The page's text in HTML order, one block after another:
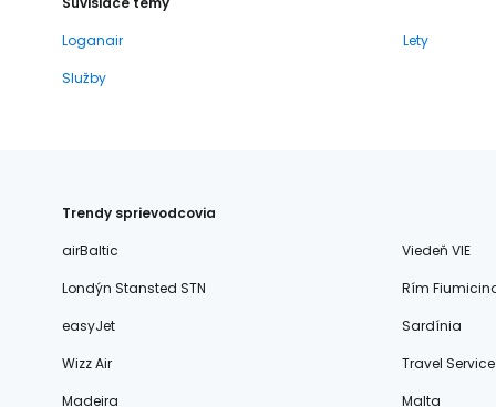
Loganair
Lety
Služby
Trendy sprievodcovia
airBaltic
Viedeň VIE
Londýn Stansted STN
Rím
easyJet
Sardínia
Wizz Air
Travel Service
Madeira
Malta